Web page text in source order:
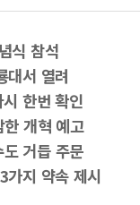
식 참석
대서 열려
한번 확인
개혁 예고
도 거듭 주문
지 약속 제시